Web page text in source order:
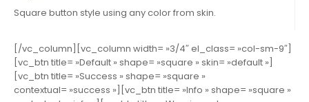
Square button style using any color from skin.
[/vc_column][vc_column width= »3/4″ el_class= »col-sm-9″]
[vc_btn title= »Default » shape= »square » skin= »default »]
[vc_btn title= »Success » shape= »square »
contextual= »success »][vc_btn title= »Info » shape= »square »